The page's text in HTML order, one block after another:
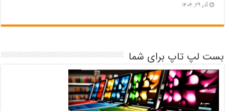
آذر ۲۹, ۱۴۰۴
بست لپ تاپ برای شما